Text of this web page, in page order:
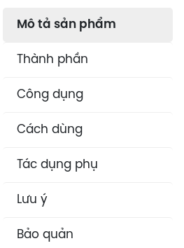
Mô tả sản phẩm
Thành phần
Công dụng
Cách dùng
Tác dụng phụ
Lưu ý
Bảo quản